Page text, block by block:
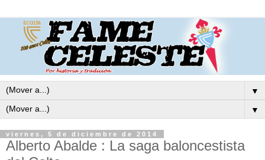
▼
▼
viernes, 5 de diciembre de 2014
Alberto Abalde : La saga baloncestista